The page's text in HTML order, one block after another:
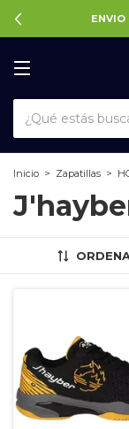
ENVIO
Inicio > Zapatillas >